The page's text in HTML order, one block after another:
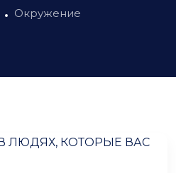
Окружение